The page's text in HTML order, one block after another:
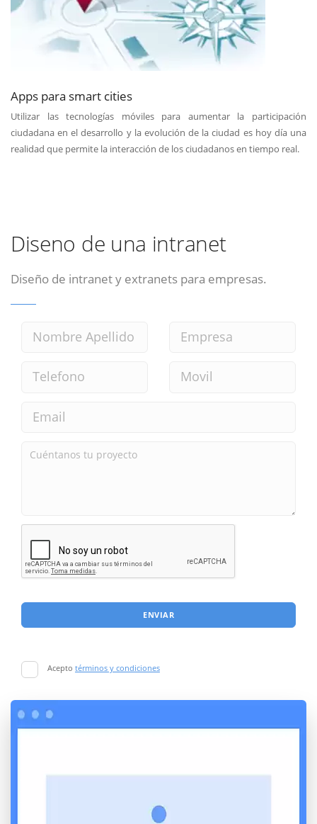
Apps para smart cities
Utilizar las tecnologías móviles para aumentar la participación
ciudadana en el desarrollo y la evolución de la ciudad es hoy día una
realidad que permite la interacción de los ciudadanos en tiempo real.
Diseno de una intranet
Diseño de intranet y extranets para empresas.
ENVIAR
Acepto términos y condiciones